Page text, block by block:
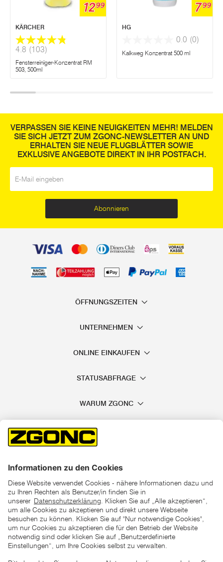
1299
KÄRCHER
4.8 (103)
Fensterreiniger-Konzentrat RM
503, 500ml
799
HG
0.0 (0)
Kalkweg Konzentrat 500 ml
VERPASSEN SIE KEINE NEUIGKEITEN MEHR! MELDEN
SIE SICH JETZT ZUM ZGONC-NEWSLETTER AN UND
ERHALTEN SIE NEUE FLUGBLÄTTER SOWIE
EXKLUSIVE ANGEBOTE DIREKT IN IHR POSTFACH.
Abonnieren
ÖFFNUNGSZEITEN
UNTERNEHMEN
ONLINE EINKAUFEN
STATUSABFRAGE
WARUM ZGONC
*der "statt"-Preis ist der niedrigste von uns in den letzten 30
Tagen vor Beginn dieser Aktion verlangte Preis
unter den UVP Preisen auf dieser Website sind die